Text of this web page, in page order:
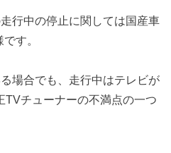
行中の停止に関しては国産車
す。
場合でも、走行中はテレビが
TVチューナーの不満点の一つ